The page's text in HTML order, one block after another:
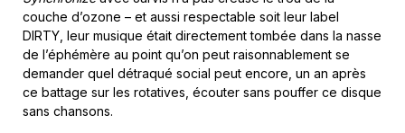
couche d’ozone – et aussi respectable soit leur label
DIRTY, leur musique était directement tombée dans la nasse
de l’éphémère au point qu’on peut raisonnablement se
demander quel détraqué social peut encore, un an après
ce battage sur les rotatives, écouter sans pouffer ce disque
sans chansons.